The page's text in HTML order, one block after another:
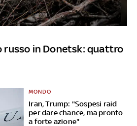
russo in Donetsk: quattro
Iran, Trump: "Sospesi raid
per dare chance, ma pronto
a forte azione"
MONDO